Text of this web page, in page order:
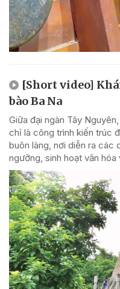
[Short video]
bào Ba Na
Giữa đại ngàn Tây
chỉ là công trình kiến trúc
buôn làng, nơi diễn ra các
ngưỡng, sinh hoạt văn hóa